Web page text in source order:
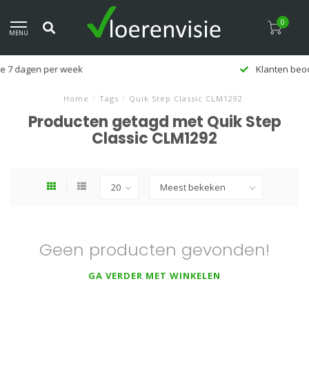
MENU
0
Klanten beoordelen ons met een 9,5
Home / Tags / Quik Step Classic CLM1292
Producten getagd met Quik Step
Classic CLM1292
Geen producten gevonden!
GA VERDER MET WINKELEN